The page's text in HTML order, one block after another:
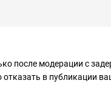
после модерации с
отказать в публикации